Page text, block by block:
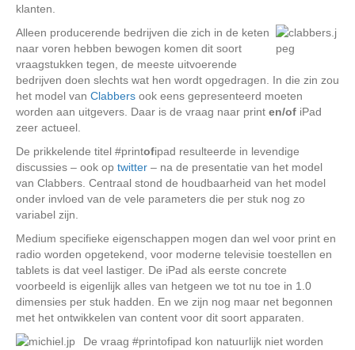
klanten.
Alleen producerende bedrijven die zich in de keten
naar voren hebben bewogen komen dit soort
vraagstukken tegen, de meeste uitvoerende
bedrijven doen slechts wat hen wordt opgedragen. In die zin zou
het model van Clabbers ook eens gepresenteerd moeten
worden aan uitgevers. Daar is de vraag naar print en/of iPad
zeer actueel.
De prikkelende titel #printofipad resulteerde in levendige
discussies – ook op twitter – na de presentatie van het model
van Clabbers. Centraal stond de houdbaarheid van het model
onder invloed van de vele parameters die per stuk nog zo
variabel zijn.
Medium specifieke eigenschappen mogen dan wel voor print en
radio worden opgetekend, voor moderne televisie toestellen en
tablets is dat veel lastiger. De iPad als eerste concrete
voorbeeld is eigenlijk alles van hetgeen we tot nu toe in 1.0
dimensies per stuk hadden. En we zijn nog maar net begonnen
met het ontwikkelen van content voor dit soort apparaten.
De vraag #printofipad kon natuurlijk niet worden